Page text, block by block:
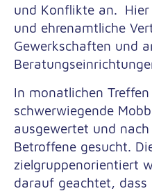
und Konflikte an.
und ehrenamtliche
Gewerkschaften und
In monatlichen
schwerwiegende
ausgewertet und
Betroffene gesucht.
zielgruppenorientiert
darauf geachtet, dass